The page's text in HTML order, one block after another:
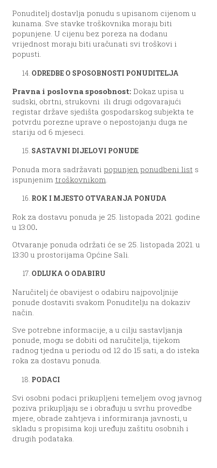
Ponuditelj dostavlja ponudu s upisanom cijenom u
kunama. Sve stavke troškovnika moraju biti
popunjene. U cijenu bez poreza na dodanu
vrijednost moraju biti uračunati svi troškovi i
popusti.
ODREDBE O SPOSOBNOSTI PONUDITELJA
Pravna i poslovna sposobnost: Dokaz upisa u
sudski, obrtni, strukovni ili drugi odgovarajući
registar države sjedišta gospodarskog subjekta te
potvrdu porezne uprave o nepostojanju duga ne
stariju od 6 mjeseci.
SASTAVNI DIJELOVI PONUDE
Ponuda mora sadržavati popunjen ponudbeni list s
ispunjenim troškovnikom
ROK I MJESTO OTVARANJA PONUDA
Rok za dostavu ponuda je 25. listopada 2021. godine
u 13:00.
Otvaranje ponuda održati će se 25. listopada 2021. u
13:30 u prostorijama Općine Sali.
ODLUKA O ODABIRU
Naručitelj će obavijest o odabiru najpovoljnije
ponude dostaviti svakom Ponuditelju na dokaziv
način.
Sve potrebne informacije, a u cilju sastavljanja
ponude, mogu se dobiti od naručitelja, tijekom
radnog tjedna u periodu od 12 do 15 sati, a do isteka
roka za dostavu ponuda.
PODACI
Svi osobni podaci prikupljeni temeljem ovog javnog
poziva prikupljaju se i obrađuju u svrhu provedbe
mjere, obrade zahtjeva i informiranja javnosti, u
skladu s propisima koji uređuju zaštitu osobnih i
drugih podataka.